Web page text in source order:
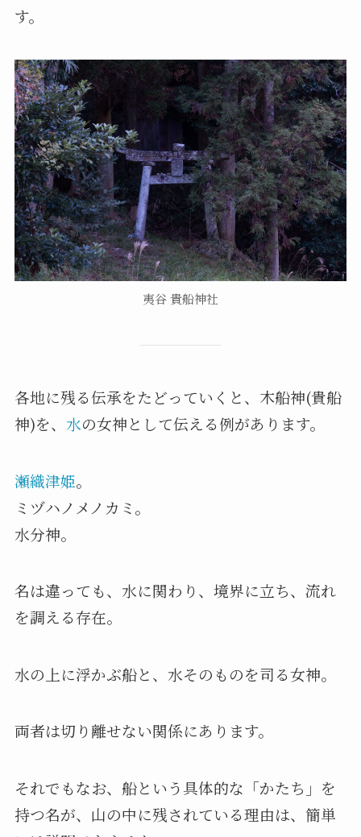
す。
夷谷 貴船神社
各地に残る伝承をたどっていくと、木船神(貴船
神)を、 水の女神として伝える例があります。
瀬織津姫。
ミヅハノメノカミ。
水分神。
名は違っても、水に関わり、境界に立ち、流れ
を調える存在。
水の上に浮かぶ船と、水そのものを司る女神。
両者は切り離せない関係にあります。
それでもなお、船という具体的な「かたち」を
持つ名が、山の中に残されている理由は、簡単